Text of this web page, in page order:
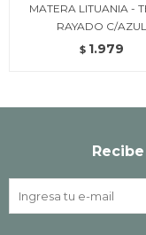
MATERA LITUANIA -
RAYADO C/AZUL
$ 1.979